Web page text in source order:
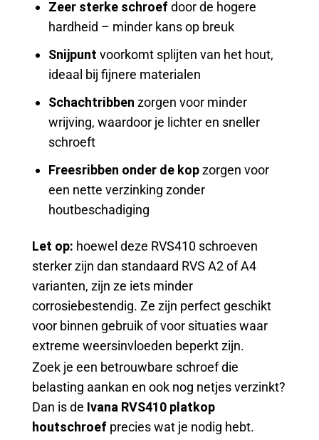
Zeer sterke schroef door de hogere
hardheid – minder kans op breuk
Snijpunt voorkomt splijten van het hout,
ideaal bij fijnere materialen
Schachtribben zorgen voor minder
wrijving, waardoor je lichter en sneller
schroeft
Freesribben onder de kopzorgen voor
een nette verzinking zonder
houtbeschadiging
Let op: hoewel deze RVS410 schroeven
sterker zijn dan standaard RVS A2 of A4
varianten, zijn ze iets minder
corrosiebestendig. Ze zijn perfect geschikt
voor binnen gebruik of voor situaties waar
extreme weersinvloeden beperkt zijn.
Zoek je een betrouwbare schroef die
belasting aankan en ook nog netjes verzinkt?
Dan is de Ivana RVS410 platkop
houtschroef precies wat je nodig hebt.